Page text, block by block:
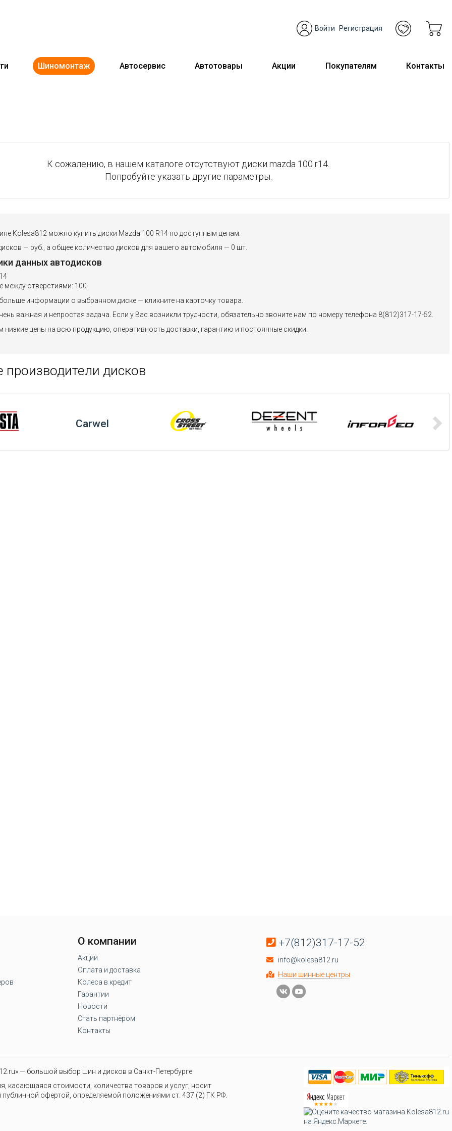
Войти Регистрация
Шиномонтаж Автосервис Автотовары Акции Покупателям Контакты
К сожалению, в нашем каталоге отсутствуют диски mazda 100 r14.
Попробуйте указать другие параметры.
Kolesa812 можно купить диски Mazda 100 R14 по доступным ценам.
— руб., а общее количество дисков для вашего автомобиля — 0 шт.
данных автодисков
между отверстиями: 100
информации о выбранном диске — кликните на карточку товара.
важная и непростая задача. Если у Вас возникли трудности, обязательно звоните нам по номеру телефона 8(812)317-17-52.
цены на всю продукцию, оперативность доставки, гарантию и постоянные скидки.
дисков
Carwel
О компании
Акции
Оплата и доставка
Колеса в кредит
Гарантии
Новости
Стать партнёром
Контакты
+7(812)317-17-52
info@kolesa812.ru
Наши шинные центры
— большой выбор шин и дисков в Санкт-Петербурге
касающаяся стоимости, количества товаров и услуг, носит
офертой, определяемой положениями ст. 437 (2) ГК РФ.